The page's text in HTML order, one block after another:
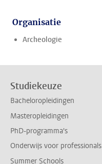
Organisatie
Archeologie
Studiekeuze
Bacheloropleidingen
Masteropleidingen
PhD-programma's
Onderwijs voor professionals
Summer Schools